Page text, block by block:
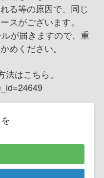
る等の原因で、同じ
スがございます。
が届きますので、重
めください。
はこちら。